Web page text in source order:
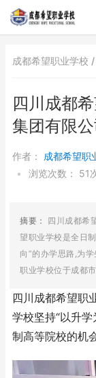
成都希望职业学校 /
四川成都
集团有限公
作者： 成都希望职
•
浏览次数： 51
摘要： 四川成都希
望职业学校是全日
向”的办学思路,为
职业学校位于成都
四川成都希望职
学校坚持“以升
制高等院校的机会